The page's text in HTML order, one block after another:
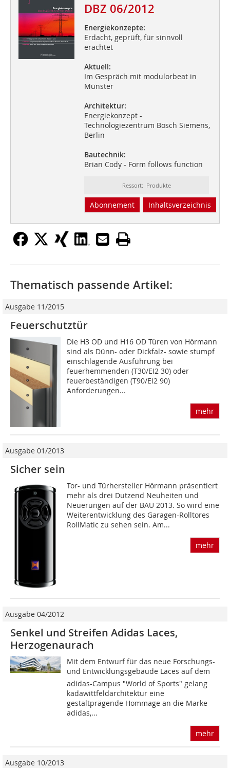
DBZ 06/2012
Energiekonzepte:
Erdacht, geprüft, für sinnvoll
erachtet
Aktuell:
Im Gespräch mit modulorbeat in
Münster
Architektur:
Energiekonzept -
Technologiezentrum Bosch Siemens,
Berlin
Bautechnik:
Brian Cody - Form follows function
Ressort: Produkte
Abonnement Inhaltsverzeichnis
Thematisch passende Artikel:
Ausgabe 11/2015
Feuerschutztür
Die H3 OD und H16 OD Türen von Hörmann
sind als Dünn- oder Dickfalz- sowie stumpf
einschlagende Ausführung bei
feuerhemmenden (T30/EI2 30) oder
feuerbeständigen (T90/EI2 90)
Anforderungen...
mehr
Ausgabe 01/2013
Sicher sein
Tor- und Türhersteller Hörmann präsentiert
mehr als drei Dutzend Neuheiten und
Neuerungen auf der BAU 2013. So wird eine
Weiterentwicklung des Garagen-Rolltores
RollMatic zu sehen sein. Am...
mehr
Ausgabe 04/2012
Senkel und Streifen Adidas Laces,
Herzogenaurach
Mit dem Entwurf für das neue Forschungs-
und Entwicklungsgebäude Laces auf dem
adidas-Campus "World of Sports" gelang
kadawittfeldarchitektur eine
gestaltprägende Hommage an die Marke
adidas,...
mehr
Ausgabe 10/2013